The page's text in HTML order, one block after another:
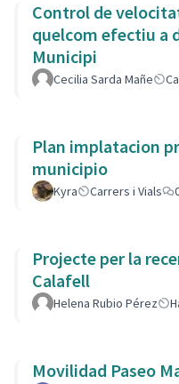
Control de
quelcom efectiu a
Municipi
Cecilia Sarda Mañe
Plan implatacion
municipio
Kyra Carrers i Vials
Projecte per la recerca d´habitatge social a
Calafell
Helena Rubio Pérez
Movilidad Paseo